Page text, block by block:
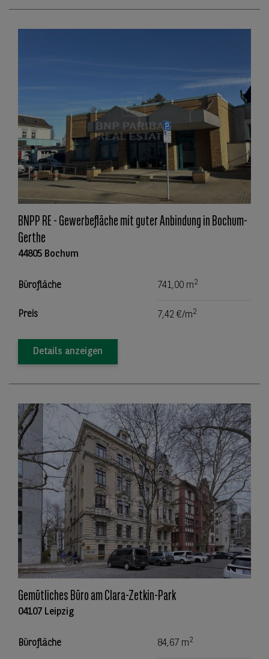
BNPP RE - Gewerbefläche mit guter Anbindung in Bochum-
Gerthe
44805 Bochum
Bürofläche 741,00 m2
Preis 7,42 €/m2
Details anzeigen
Gemütliches Büro am Clara-Zetkin-Park
04107 Leipzig
Bürofläche 84,67 m2